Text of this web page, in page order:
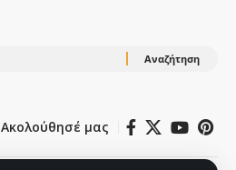
Ακολούθησέ μας